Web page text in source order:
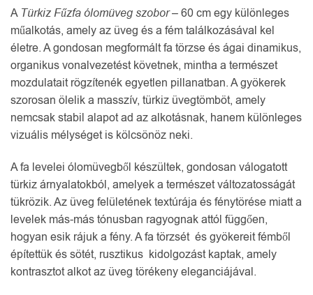
A Türkiz Fűzfa ólomüveg szobor– 60 cm egy különleges
műalkotás, amely az üveg és a fém találkozásával kel
életre. A gondosan megformált fa törzse és ágai dinamikus,
organikus vonalvezetést követnek, mintha a természet
mozdulatait rögzítenék egyetlen pillanatban. A gyökerek
szorosan ölelik a masszív, türkiz üvegtömböt, amely
nemcsak stabil alapot ad az alkotásnak, hanem különleges
vizuális mélységet is kölcsönöz neki.
A fa levelei ólomüvegből készültek, gondosan válogatott
türkiz árnyalatokból, amelyek a természet változatosságát
tükrözik. Az üveg felületének textúrája és fénytörése miatt a
levelek más-más tónusban ragyognak attól függően,
hogyan esik rájuk a fény. A fa törzsét és gyökereit fémből
építettük és sötét, rusztikus kidolgozást kaptak, amely
kontrasztot alkot az üveg törékeny eleganciájával.